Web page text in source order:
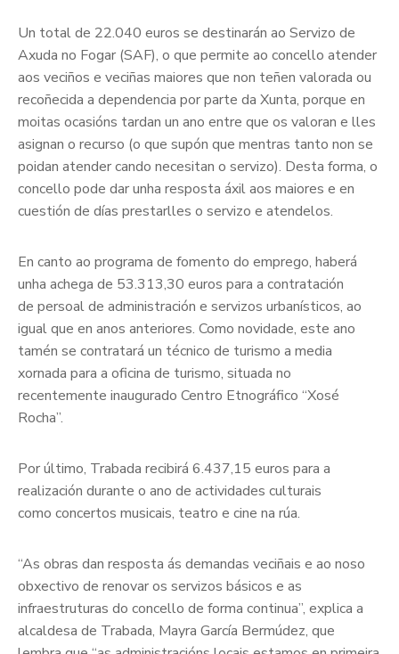
Un total de 22.040 euros se destinarán ao Servizo de
Axuda no Fogar (SAF), o que permite ao concello atender
aos veciños e veciñas maiores que non teñen valorada ou
recoñecida a dependencia por parte da Xunta, porque en
moitas ocasións tardan un ano entre que os valoran e lles
asignan o recurso (o que supón que mentras tanto non se
poidan atender cando necesitan o servizo). Desta forma, o
concello pode dar unha resposta áxil aos maiores e en
cuestión de días prestarlles o servizo e atendelos.
En canto ao programa de fomento do emprego, haberá
unha achega de 53.313,30 euros para a contratación
de persoal de administración e servizos urbanísticos, ao
igual que en anos anteriores. Como novidade, este ano
tamén se contratará un técnico de turismo a media
xornada para a oficina de turismo, situada no
recentemente inaugurado Centro Etnográfico “Xosé
Rocha”.
Por último, Trabada recibirá 6.437,15 euros para a
realización durante o ano de actividades culturais
como concertos musicais, teatro e cine na rúa.
“As obras dan resposta ás demandas veciñais e ao noso
obxectivo de renovar os servizos básicos e as
infraestruturas do concello de forma continua”, explica a
alcaldesa de Trabada, Mayra García Bermúdez, que